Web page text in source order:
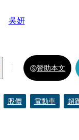
吳妍
贊助本文
股價 電動車 超